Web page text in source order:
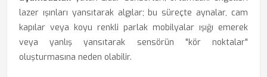
lazer ışınları yansıtarak algılar; bu süreçte aynalar, cam
kapılar veya koyu renkli parlak mobilyalar ışığı emerek
veya yanlış yansıtarak sensörün "kör noktalar"
oluşturmasına neden olabilir.